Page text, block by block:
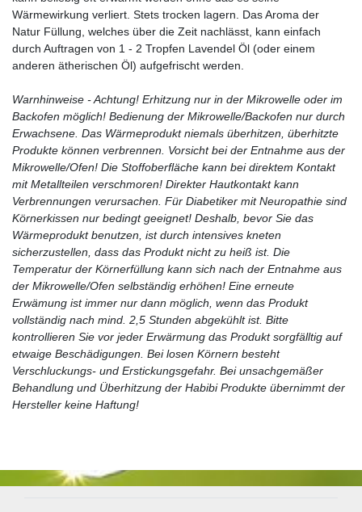
Wärmewirkung verliert. Stets trocken lagern. Das Aroma der
Natur Füllung, welches über die Zeit nachlässt, kann einfach
durch Auftragen von 1 - 2 Tropfen Lavendel Öl (oder einem
anderen ätherischen Öl) aufgefrischt werden.
Warnhinweise - Achtung! Erhitzung nur in der Mikrowelle oder im
Backofen möglich! Bedienung der Mikrowelle/Backofen nur durch
Erwachsene. Das Wärmeprodukt niemals überhitzen, überhitzte
Produkte können verbrennen. Vorsicht bei der Entnahme aus der
Mikrowelle/Ofen! Die Stoffoberfläche kann bei direktem Kontakt
mit Metallteilen verschmoren! Direkter Hautkontakt kann
Verbrennungen verursachen. Für Diabetiker mit Neuropathie sind
Körnerkissen nur bedingt geeignet! Deshalb, bevor Sie das
Wärmeprodukt benutzen, ist durch intensives kneten
sicherzustellen, dass das Produkt nicht zu heiß ist. Die
Temperatur der Körnerfüllung kann sich nach der Entnahme aus
der Mikrowelle/Ofen selbständig erhöhen! Eine erneute
Erwämung ist immer nur dann möglich, wenn das Produkt
vollständig nach mind. 2,5 Stunden abgekühlt ist. Bitte
kontrollieren Sie vor jeder Erwärmung das Produkt sorgfälltig auf
etwaige Beschädigungen. Bei losen Körnern besteht
Verschluckungs- und Erstickungsgefahr. Bei unsachgemäßer
Behandlung und Überhitzung der Habibi Produkte übernimmt der
Hersteller keine Haftung!